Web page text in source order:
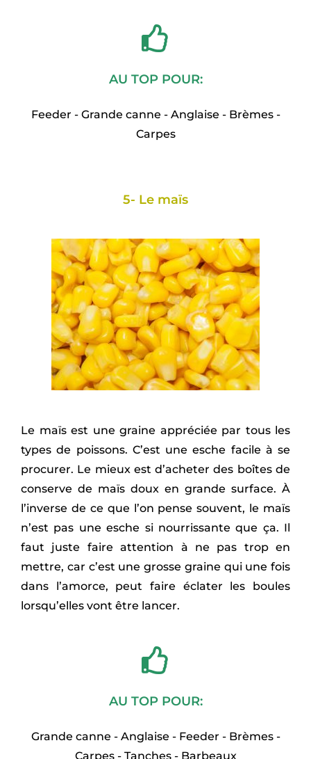
AU TOP POUR:
Feeder - Grande canne - Anglaise - Brèmes -
Carpes
5- Le maïs
Le maïs est une graine appréciée par tous les
types de poissons. C’est une esche facile à se
procurer. Le mieux est d’acheter des boîtes de
conserve de maïs doux en grande surface. À
l’inverse de ce que l’on pense souvent, le maïs
n’est pas une esche si nourrissante que ça. Il
faut juste faire attention à ne pas trop en
mettre, car c’est une grosse graine qui une fois
dans l’amorce, peut faire éclater les boules
lorsqu’elles vont être lancer.
AU TOP POUR:
Grande canne - Anglaise - Feeder - Brèmes -
Carpes - Tanches - Barbeaux